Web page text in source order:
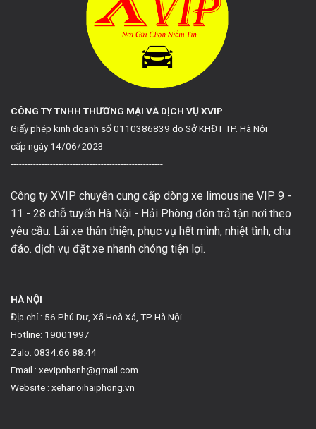
CÔNG TY TNHH THƯƠNG MẠI VÀ DỊCH VỤ XVIP
Giấy phép kinh doanh số 0110386839 do Sở KHĐT TP. Hà Nội
cấp ngày 14/06/2023
------------------------------------------------------
Công ty XVIP chuyên cung cấp dòng xe limousine VIP 9 -
11 - 28 chỗ tuyến Hà Nội - Hải Phòng đón trả tận nơi theo
yêu cầu. Lái xe thân thiện, phục vụ hết mình, nhiệt tình, chu
đáo. dịch vụ đặt xe nhanh chóng tiện lợi.
HÀ NỘI
Địa chỉ : 56 Phú Dư, Xã Hoà Xá, TP Hà Nội
Hotline: 19001997
Zalo: 0834.66.88.44
Email : xevipnhanh@gmail.com
Website : xehanoihaiphong.vn